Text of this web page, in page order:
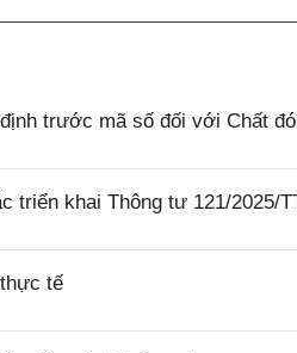
trước mã số đối với Chất
triển khai Thông tư 121/2025/
tế